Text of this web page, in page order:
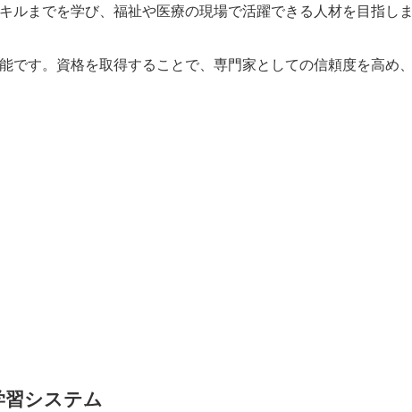
ルまでを学び、福祉や医療の現場で活躍できる人材を目指し
です。資格を取得することで、専門家としての信頼度を高め
システム